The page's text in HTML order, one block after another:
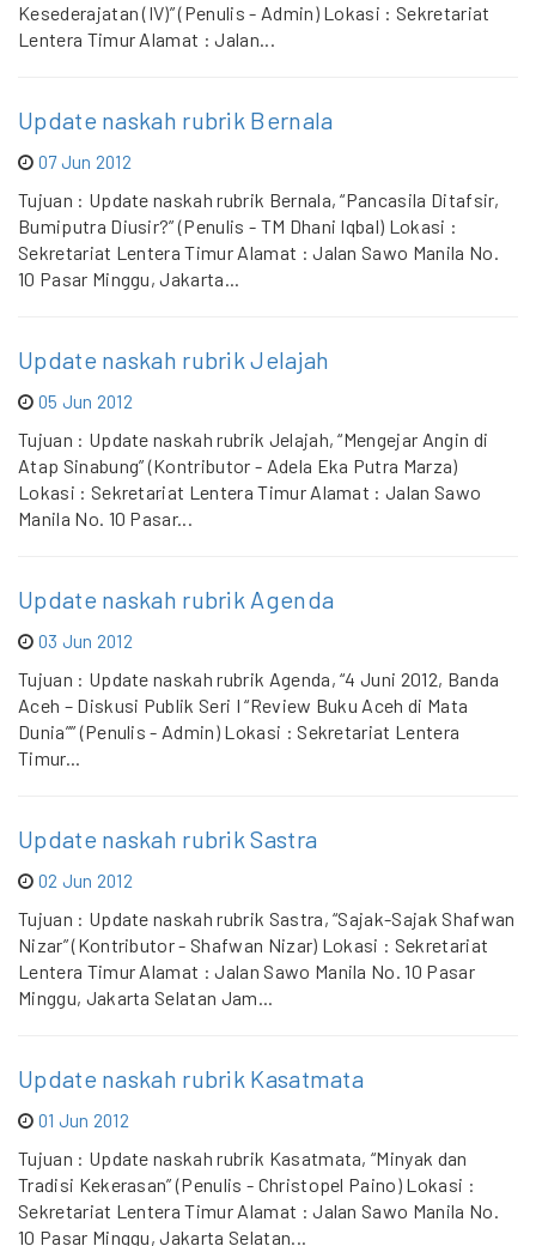
Kesederajatan (IV)” (Penulis - Admin) Lokasi : Sekretariat
Lentera Timur Alamat : Jalan...
Update naskah rubrik Bernala
07 Jun 2012
Tujuan : Update naskah rubrik Bernala, “Pancasila Ditafsir,
Bumiputra Diusir?” (Penulis - TM Dhani Iqbal) Lokasi :
Sekretariat Lentera Timur Alamat : Jalan Sawo Manila No.
10 Pasar Minggu, Jakarta...
Update naskah rubrik Jelajah
05 Jun 2012
Tujuan : Update naskah rubrik Jelajah, “Mengejar Angin di
Atap Sinabung” (Kontributor - Adela Eka Putra Marza)
Lokasi : Sekretariat Lentera Timur Alamat : Jalan Sawo
Manila No. 10 Pasar...
Update naskah rubrik Agenda
03 Jun 2012
Tujuan : Update naskah rubrik Agenda, “4 Juni 2012, Banda
Aceh – Diskusi Publik Seri I “Review Buku Aceh di Mata
Dunia”” (Penulis - Admin) Lokasi : Sekretariat Lentera
Timur...
Update naskah rubrik Sastra
02 Jun 2012
Tujuan : Update naskah rubrik Sastra, “Sajak-Sajak Shafwan
Nizar” (Kontributor - Shafwan Nizar) Lokasi : Sekretariat
Lentera Timur Alamat : Jalan Sawo Manila No. 10 Pasar
Minggu, Jakarta Selatan Jam...
Update naskah rubrik Kasatmata
01 Jun 2012
Tujuan : Update naskah rubrik Kasatmata, “Minyak dan
Tradisi Kekerasan” (Penulis - Christopel Paino) Lokasi :
Sekretariat Lentera Timur Alamat : Jalan Sawo Manila No.
10 Pasar Minggu, Jakarta Selatan...